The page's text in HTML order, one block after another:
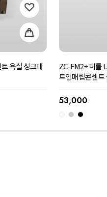
욕실 싱크대
ZC-FM2+ 더틀
트인매립콘센트
53,000